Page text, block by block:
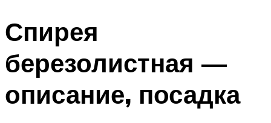
Спирея
березолистная —
описание, посадка